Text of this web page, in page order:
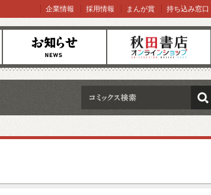
お知らせ オンラインショップ
企業情報 採用情報 まんが賞 持ち込み窓口
検索